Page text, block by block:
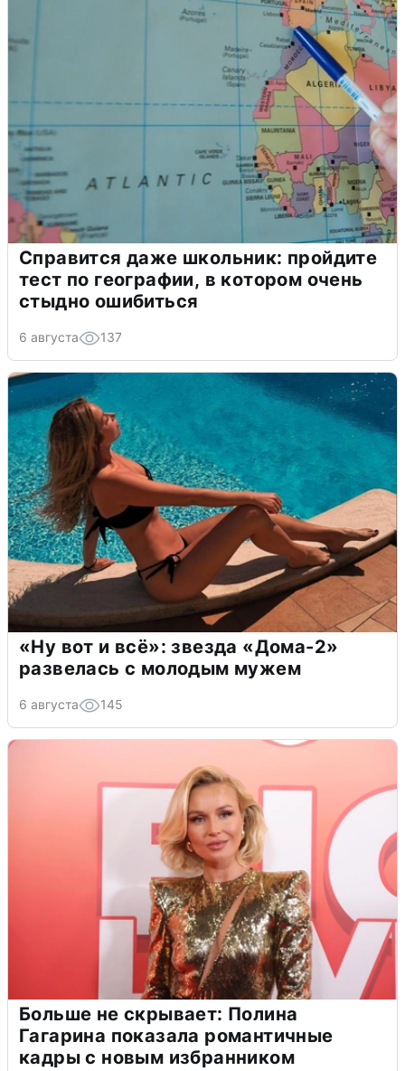
Справится даже школьник: пройдите
тест по географии, в котором очень
стыдно ошибиться
6 августа 137
«Ну вот и всё»: звезда «Дома-2»
развелась с молодым мужем
6 августа 145
Больше не скрывает: Полина
Гагарина показала романтичные
кадры с новым избранником